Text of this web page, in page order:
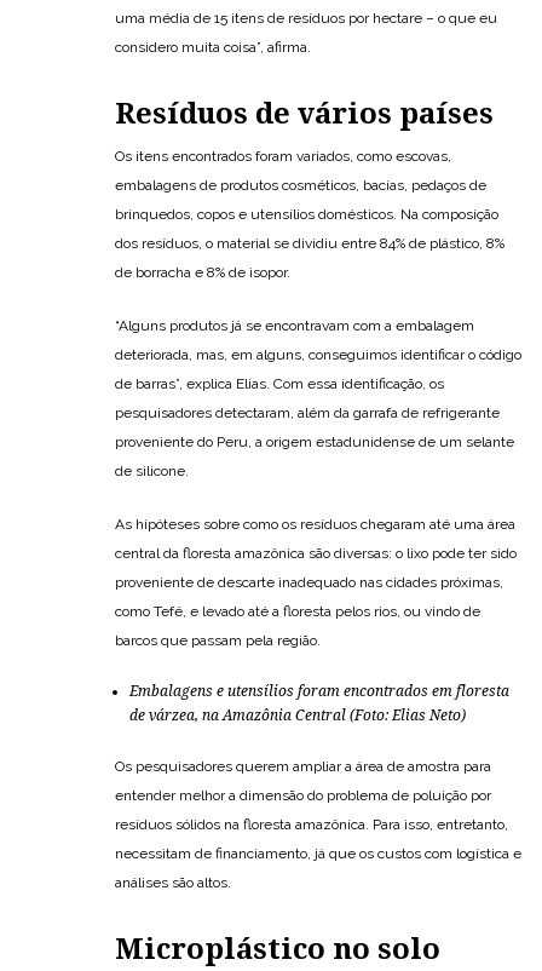
uma média de 15 itens de resíduos por hectare – o que eu
considero muita coisa”, afirma.
Resíduos de vários países
Os itens encontrados foram variados, como escovas,
embalagens de produtos cosméticos, bacias, pedaços de
brinquedos, copos e utensílios domésticos. Na composição
dos resíduos, o material se dividiu entre 84% de plástico, 8%
de borracha e 8% de isopor.
“Alguns produtos já se encontravam com a embalagem
deteriorada, mas, em alguns, conseguimos identificar o código
de barras”, explica Elias. Com essa identificação, os
pesquisadores detectaram, além da garrafa de refrigerante
proveniente do Peru, a origem estadunidense de um selante
de silicone.
As hipóteses sobre como os resíduos chegaram até uma área
central da floresta amazônica são diversas: o lixo pode ter sido
proveniente de descarte inadequado nas cidades próximas,
como Tefé, e levado até a floresta pelos rios, ou vindo de
barcos que passam pela região.
Embalagens e utensílios foram encontrados em floresta
de várzea, na Amazônia Central (Foto: Elias Neto)
Os pesquisadores querem ampliar a área de amostra para
entender melhor a dimensão do problema de poluição por
resíduos sólidos na floresta amazônica. Para isso, entretanto,
necessitam de financiamento, já que os custos com logística e
análises são altos.
Microplástico no solo